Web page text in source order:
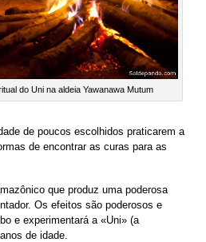
do Uni na aldeia Yawanawa Mutum
de poucos escolhidos praticarem a
de encontrar as curas para as
que produz uma poderosa
Os efeitos são poderosos e
e experimentará a «Uni» (a
de idade.